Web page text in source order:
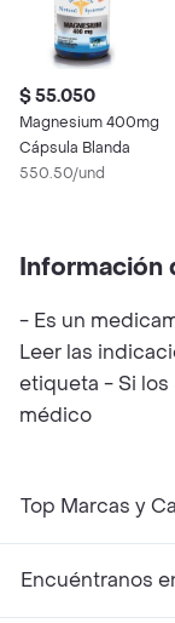
$ 55.050
Magnesium 400mg
Cápsula Blanda
550.50/und
Información
- Es un
Leer las
etiqueta - Si los
médico
Top Marcas y
Encuéntranos